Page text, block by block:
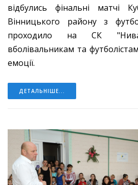
відбулись фінальні матчі
Вінницького району з
проходило на СК
вболівальникам та
емоції.
ДЕТАЛЬНІШЕ...